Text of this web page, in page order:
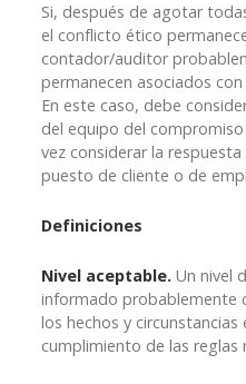
Si, después de agotar
el conflicto ético
contador/auditor
permanecen asociados
En este caso, debe
del equipo del
vez considerar la
puesto de cliente o de
Definiciones
Nivel aceptable. Un nivel
informado probablemente
los hechos y circunstancias
cumplimiento de las